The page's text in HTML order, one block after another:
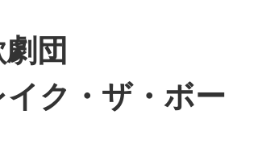
劇団
イク・ザ・ボー